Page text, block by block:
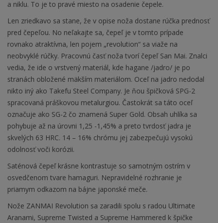
a niklu. To je to pravé miesto na osadenie čepele.
Len zriedkavo sa stane, že v opise noža dostane rúčka prednosť
pred čepeľou. No neľakajte sa, čepeľ je v tomto prípade
rovnako atraktívna, len pojem „revolution“ sa viaže na
neobvyklé rúčky. Pracovnú časť noža tvorí čepeľ San Mai. Znalci
vedia, že ide o vrstvený materiál, kde hagane /jadro/ je po
stranách obložené mäkším materiálom. Oceľ na jadro nedodal
nikto iný ako Takefu Steel Company. Je ňou špičková SPG-2
spracovaná práškovou metalurgiou. Častokrát sa táto oceľ
označuje ako SG-2 čo znamená Super Gold. Obsah uhlíka sa
pohybuje až na úrovni 1,25 -1,45% a preto tvrdosť jadra je
skvelých 63 HRC. 14 – 16% chrómu jej zabezpečujú vysokú
odolnosť voči korózii.
Saténová čepeľ krásne kontrastuje so samotným ostrím v
osvedčenom tvare hamaguri. Nepravidelné rozhranie je
priamym odkazom na bájne japonské meče.
Nože ZANMAI Revolution sa zaradili spolu s radou Ultimate
Aranami, Supreme Twisted a Supreme Hammered k špičke